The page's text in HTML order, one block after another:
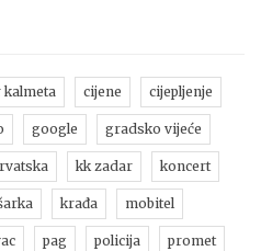
cijene cijepljenje
google gradsko vijeće
kk zadar koncert
krađa mobitel
pag policija promet